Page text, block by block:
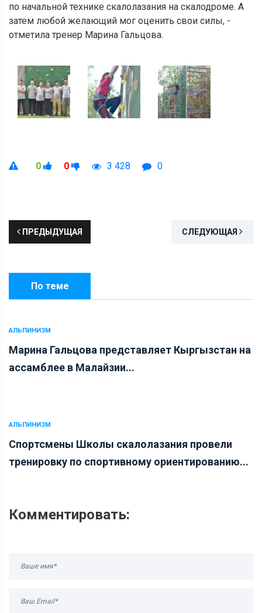
по начальной технике скалолазания на скалодроме. А
затем любой желающий мог оценить свои силы, -
отметила тренер Марина Гальцова.
0 0 3 428 0
ПРЕДЫДУЩАЯ СЛЕДУЮЩАЯ
По теме
АЛЬПИНИЗМ
Марина Гальцова представляет Кыргызстан на
ассамблее в Малайзии...
АЛЬПИНИЗМ
Спортсмены Школы скалолазания провели
тренировку по спортивному ориентированию...
Комментировать: